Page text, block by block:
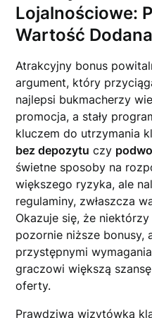
Lojalnościowe:
Wartość Dodana
Atrakcyjny bonus
argument, który
najlepsi bukmacherzy
promocja, a stały
kluczem do utrzymania
bez depozytu czy
świetne sposoby na
większego ryzyka, ale
regulaminy, zwłaszcza
Okazuje się, że
pozornie niższe bonusy,
przystępnymi
graczowi większą
oferty.
Prawdziwą wizytówką